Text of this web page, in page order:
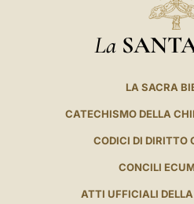
La
LA SACRA
CATECHISMO DELLA
CODICI DI DIRITTO
CONCILI
ATTI UFFICIALI